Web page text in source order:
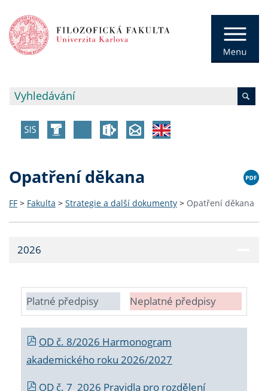
Opatření děkana
FF > Fakulta > Strategie a další dokumenty > Opatření děkana
2026
Platné předpisy Neplatné předpisy
OD č. 8/2026 Harmonogram
akademického roku 2026/2027
OD č. 7_2026 Pravidla pro rozdělení